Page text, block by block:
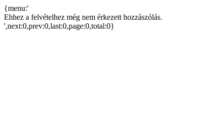
{menu:'
Ehhez a felvételhez még nem érkezett hozzászólás.
',next:0,prev:0,last:0,page:0,total:0}